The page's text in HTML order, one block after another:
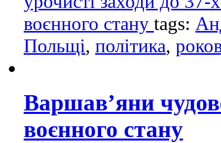
воєнного стану tags:
Польщі, політика,
Варшав’яни
воєнного стану